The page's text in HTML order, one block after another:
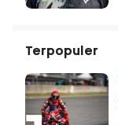
Terpopuler